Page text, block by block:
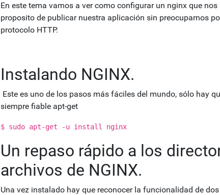
En este tema vamos a ver como configurar un nginx que nos
proposito de publicar nuestra aplicación sin preocuparnos
protocolo HTTP.
Instalando NGINX.
Este es uno de los pasos más fáciles del mundo, sólo hay
siempre fiable apt-get
$ sudo apt-get -u install nginx
Un repaso rápido a los
archivos de NGINX.
Una vez instalado hay que reconocer la funcionalidad de